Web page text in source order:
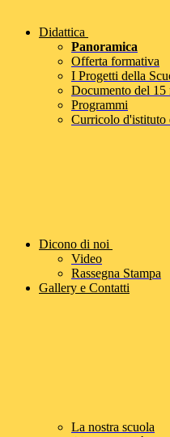
Didattica
Panoramica
Offerta formativa
I Progetti della
Documento del 15
Programmi
Curricolo d'istituto
Dicono di noi
Video
Rassegna Stampa
Gallery e Contatti
La nostra scuola